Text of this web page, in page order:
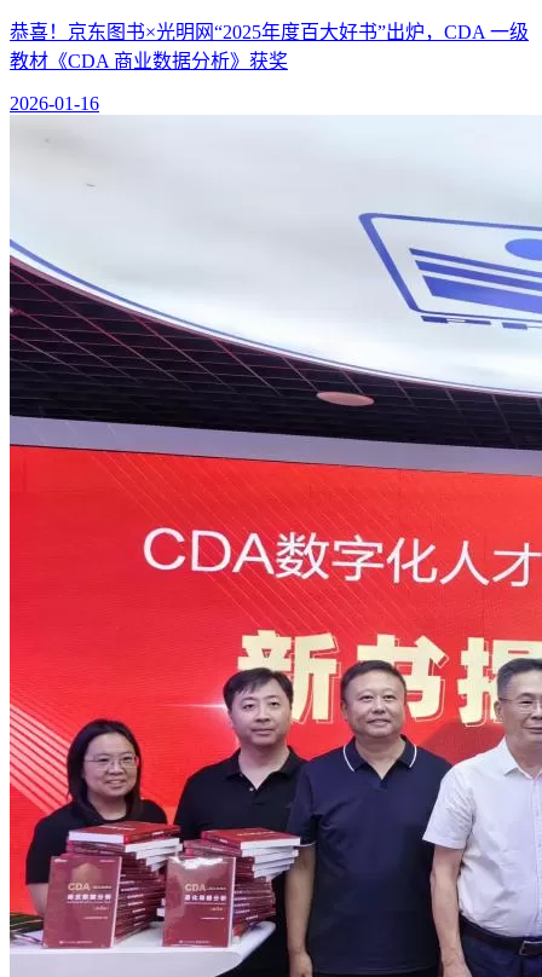
恭喜！京东图书×光明网“2025年度百大好书”出炉，CDA 一级
教材《CDA 商业数据分析》获奖
2026-01-16